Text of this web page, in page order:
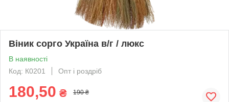
Віник сорго Україна в/г / люкс
В наявності
Код: К0201
Опт і роздріб
180,50 ₴ 190 ₴